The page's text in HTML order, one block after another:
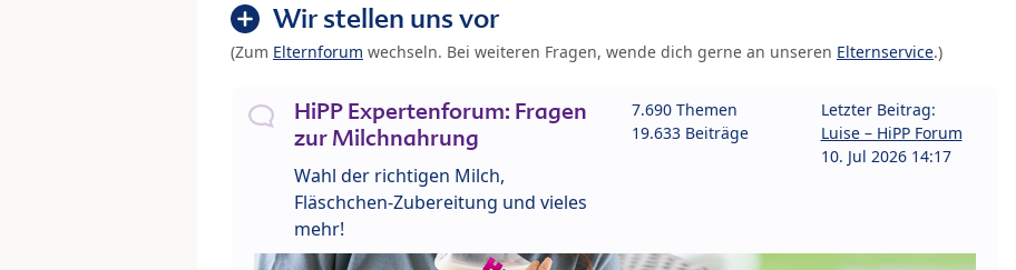
Wir stellen uns vor
(Zum Elternforum wechseln. Bei weiteren Fragen, wende dich gerne an unseren Elternservice.)
HiPP Expertenforum: Fragen
zur Milchnahrung
Wahl der richtigen Milch,
Fläschchen-Zubereitung und vieles
mehr!
7.690 Themen
19.633 Beiträge
Letzter Beitrag:
Luise – HiPP Forum
10. Jul 2026 14:17